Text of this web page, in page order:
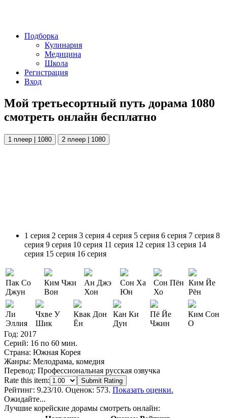
Подборка
Кулинария
Медицина
Школа
Регистрация
Вход
Мой третьесортный путь дорама 1080
смотреть онлайн бесплатно
1 плеер | 1080 2 плеер | 1080
1 серия 2 серия 3 серия 4 серия 5 серия 6 серия 7 серия 8
серия 9 серия 10 серия 11 серия 12 серия 13 серия 14
серия 15 серия 16 серия
Пак Со
Джун
Ким Чжи
Вон
Ан Джэ
Хон
Сон Ха
Юн
Сон Пён
Хо
Ким Йе
Рён
Ли
Эллия
Чхве У
Шик
Квак Дон
Ён
Кан Ки
Дун
Пё Йе
Чжин
Ким Сон
О
Год: 2017
Серий: 16 по 60 мин.
Страна: Южная Корея
Жанры: Мелодрама, комедия
Перевод: Профессиональная русская озвучка
Rate this item:
Submit Rating
Рейтинг: 9.23/10. Оценок: 573. Показать оценки.
Ожидайте...
Лучшие корейские дорамы смотреть онлайн: